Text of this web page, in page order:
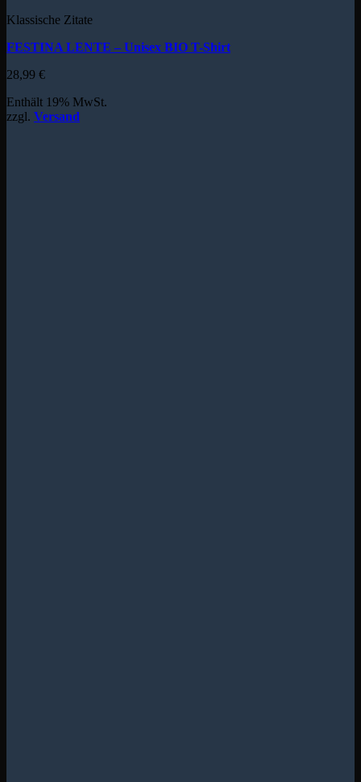
Klassische Zitate
FESTINA LENTE – Unisex BIO T-Shirt
28,99 €
Enthält 19% MwSt.
zzgl. Versand